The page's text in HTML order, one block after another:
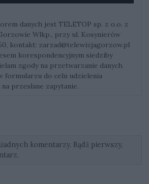
danych jest TELETOP sp. z o.o. z
Wlkp., przy ul. Kosynierów
kontakt: zarzad@telewizjagorzow.pl
korespondencyjnym siedziby
zgody na przetwarzanie danych
formularzu do celu udzielenia
przesłane zapytanie.
komentarzy. Bądź pierwszy,